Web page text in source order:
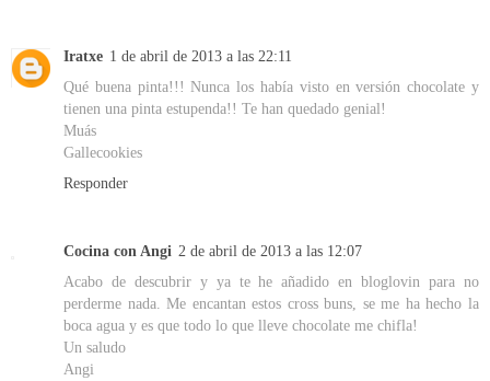
Iratxe 1 de abril de 2013 a las 22:11
Qué buena pinta!!! Nunca los había visto en versión chocolate y
tienen una pinta estupenda!! Te han quedado genial!
Muás
Gallecookies
Responder
Cocina con Angi 2 de abril de 2013 a las 12:07
Acabo de descubrir y ya te he añadido en bloglovin para no
perderme nada. Me encantan estos cross buns, se me ha hecho la
boca agua y es que todo lo que lleve chocolate me chifla!
Un saludo
Angi